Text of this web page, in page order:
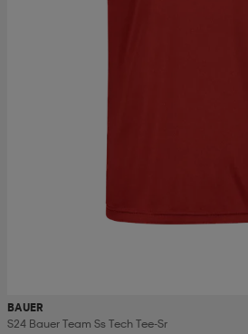
BAUER
S24 Bauer Team Ss Tech Tee-Sr